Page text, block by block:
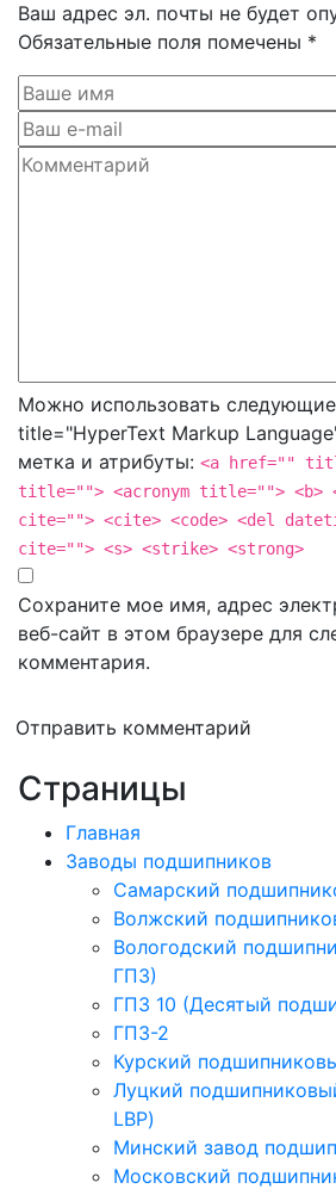
Ваш адрес эл. почты не будет
Обязательные поля помечены *
Можно использовать
title="HyperText Markup
метка и атрибуты: <a href=""
title=""> <acronym title=""> <b>
cite=""> <cite> <code> <del
cite=""> <s> <strike> <strong>
Сохраните мое имя, адрес
веб-сайт в этом браузере для
комментария.
Отправить комментарий
Страницы
Главная
Заводы подшипников
Cамарский
Волжский
Вологодский
ГПЗ)
ГПЗ 10 (Десятый
ГПЗ-2
Курский
Луцкий
LBP)
Минский завод
Московский